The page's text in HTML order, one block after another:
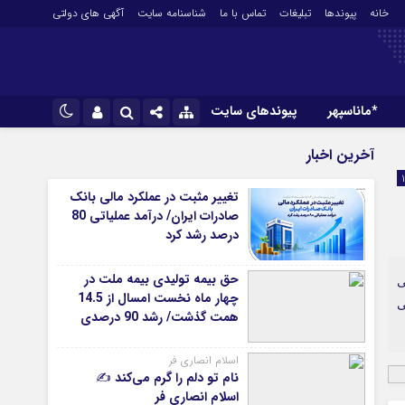
خانه پیوندها تبلیغات تماس با ما شناسنامه سایت آگهی های دولتی
*ماناسپهر پیوندهای سایت
سروش
ایتا
آپارات
رمز عبور
مرا به خاطر بسپار
اطلاعات
باشگاه پرسپولیس
باشگاه استقلال
ورزشهای رزمی
ورزش زنان
سایر حوزه ها
آخرین اخبار
تغییر مثبت در عملکرد مالی بانک
صادرات ایران/ درآمد عملیاتی 80
درصد رشد کرد
حق بیمه تولیدی بیمه ملت در
چهار ماه نخست امسال از 14.5
همت گذشت/ رشد 90 درصدی
گذشته
اسلام انصاری فر
نام تو دلم را گرم می‌کند ✍️
اسلام انصاری فر